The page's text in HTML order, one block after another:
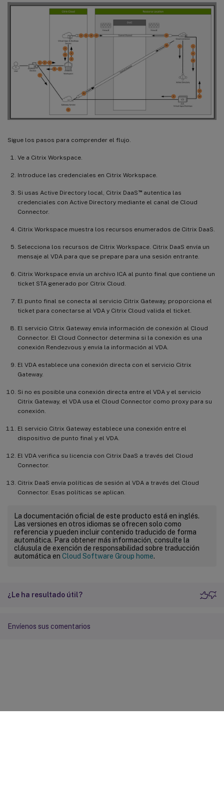
Sigue los pasos para comprender el flujo.
Ve a Citrix Workspace.
Introduce las credenciales en Citrix Workspace.
Si usas Active Directory local, Citrix DaaS ™autentica las
credenciales con Active Directory mediante el canal de Cloud
Connector.
Citrix Workspace muestra los recursos enumerados de Citrix DaaS.
Selecciona los recursos de Citrix Workspace. Citrix DaaS envía un
mensaje al VDA para que se prepare para una sesión entrante.
Citrix Workspace envía un archivo ICA al punto final que contiene un
ticket STA generado por Citrix Cloud.
El punto final se conecta al servicio Citrix Gateway, proporciona el
ticket para conectarse al VDA y Citrix Cloud valida el ticket.
El servicio Citrix Gateway envía información de conexión al Cloud
Connector. El Cloud Connector determina si la conexión es una
conexión Rendezvous y envía la información al VDA.
El VDA establece una conexión directa con el servicio Citrix
Gateway.
Si no es posible una conexión directa entre el VDA y el servicio
Citrix Gateway, el VDA usa el Cloud Connector como proxy para su
conexión.
El servicio Citrix Gateway establece una conexión entre el
dispositivo de punto final y el VDA.
El VDA verifica su licencia con Citrix DaaS a través del Cloud
Connector.
Citrix DaaS envía políticas de sesión al VDA a través del Cloud
Connector. Esas políticas se aplican.
La documentación oficial de este producto está en inglés.
Las versiones en otros idiomas se ofrecen solo como
referencia y pueden incluir contenido traducido de forma
automática. Para obtener más información, consulte la
cláusula de exención de responsabilidad sobre traducción
automática en Cloud Software Group home.
¿Le ha resultado útil?
Envíenos sus comentarios